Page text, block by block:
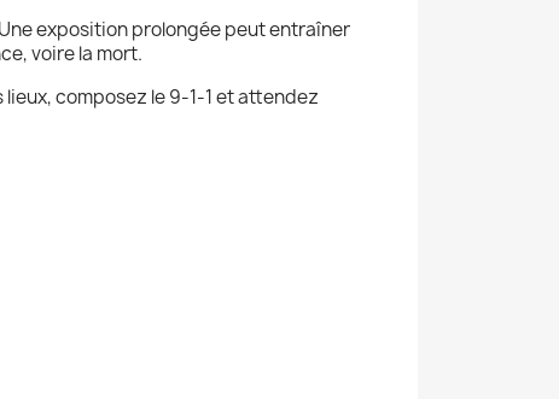
exposition prolongée peut entraîner
voire la mort.
composez le 9-1-1 et attendez